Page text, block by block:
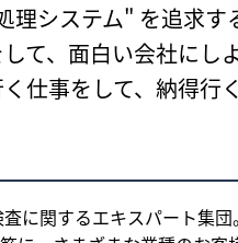
理システム" を追求す
て、面白い会社にし
仕事をして、納得行
に関するエキスパート集団。